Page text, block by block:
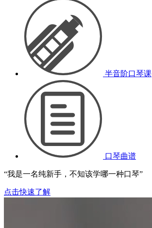
半音阶口琴课
口琴曲谱
“我是一名纯新手，不知该学哪一种口琴”
点击快速了解